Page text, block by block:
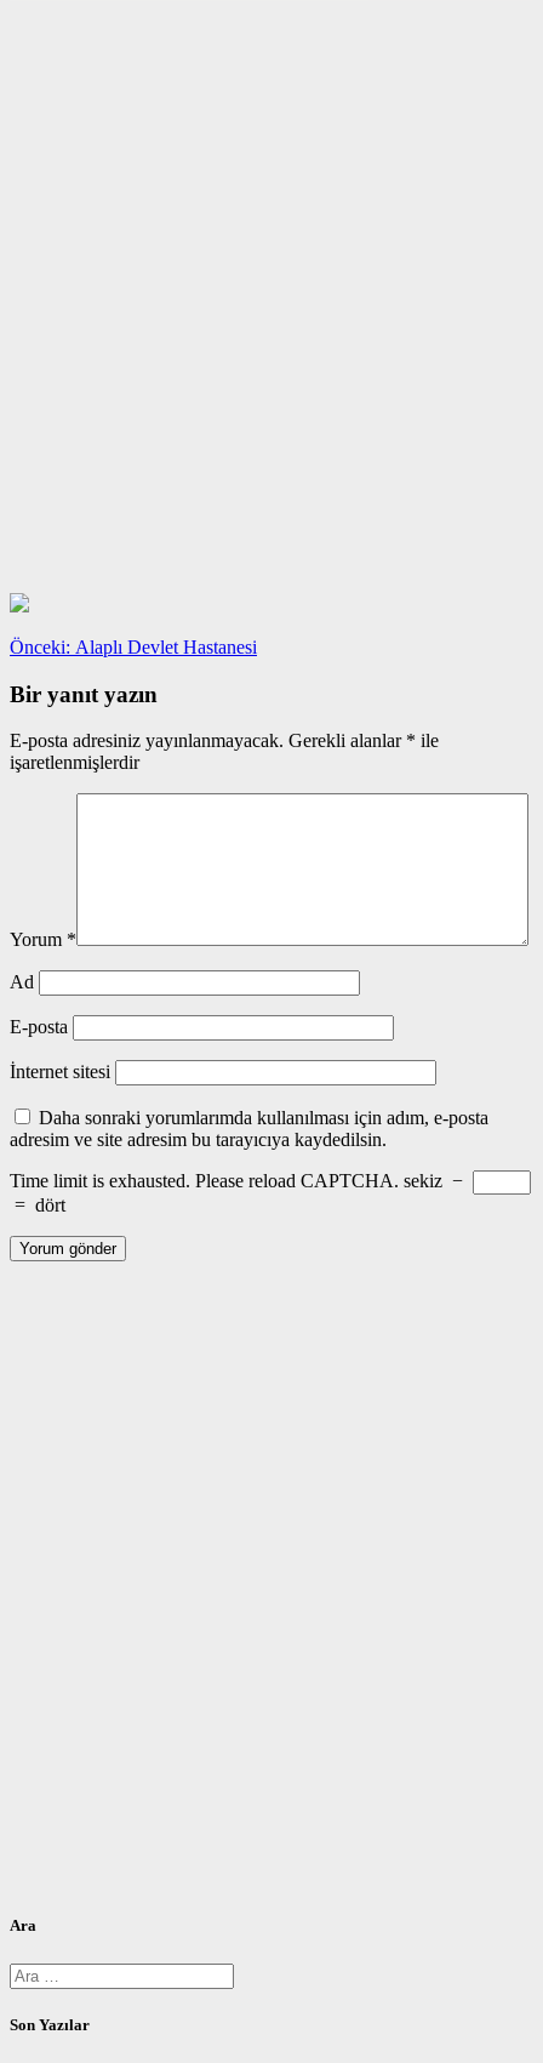
Yazı
gezinmesi
Önceki: Önceki
Alaplı Devlet Hastanesi
Bir yanıt yazın
E-posta adresiniz yayınlanmayacak. Gerekli alanlar * ile
işaretlenmişlerdir
Yorum *
Ad
E-posta
İnternet sitesi
Daha sonraki yorumlarımda kullanılması için adım, e-posta
adresim ve site adresim bu tarayıcıya kaydedilsin.
Time limit is exhausted. Please reload CAPTCHA. sekiz −
= dört
Ara
Arama:
Son Yazılar